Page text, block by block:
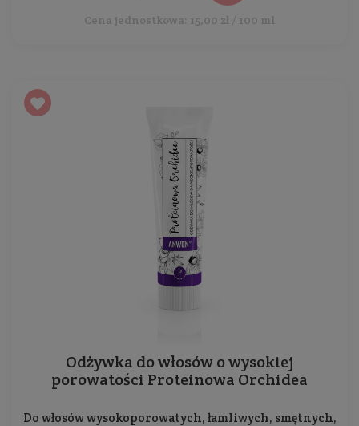
Cena jednostkowa: 15,00 zł / 100 ml
Odżywka do włosów o wysokiej
porowatości Proteinowa Orchidea
Do włosów wysokoporowatych, łamliwych, smętnych,